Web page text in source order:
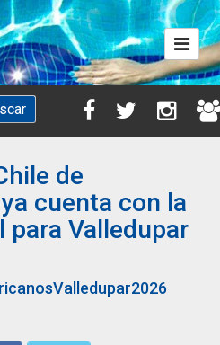
de
cuenta con la
Valledupar